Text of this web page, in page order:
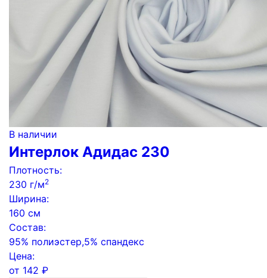
В наличии
Интерлок Адидас 230
Плотность:
230 г/м2
Ширина:
160 см
Состав:
95% полиэстер,5% спандекс
Цена:
от 142 ₽